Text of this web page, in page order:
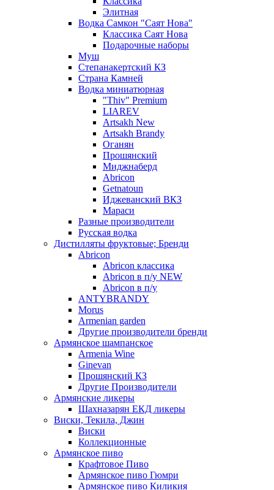
Элитная
Водка Самкон "Саят Нова"
Классика Саят Нова
Подарочные наборы
Муш
Степанакертский КЗ
Страна Камней
Водка миниатюрная
"Thiv" Premium
LIAREV
Artsakh New
Artsakh Brandy
Оганян
Прошянский
Миджнаберд
Abricon
Getnatoun
Иджеванский ВКЗ
Мараси
Разные производители
Русская водка
Дистилляты фруктовые; Бренди
Abricon
Abricon классика
Abricon в п/у NEW
Abricon в п/у
ANTYBRANDY
Morus
Armenian garden
Другие производители бренди
Армянское шампанское
Armenia Wine
Ginevan
Прошянский КЗ
Другие Производители
Армянские ликеры
Шахназарян ЕКД ликеры
Виски, Текила, Джин
Виски
Коллекционные
Армянское пиво
Крафтовое Пиво
Армянское пиво Гюмри
Армянское пиво Киликия